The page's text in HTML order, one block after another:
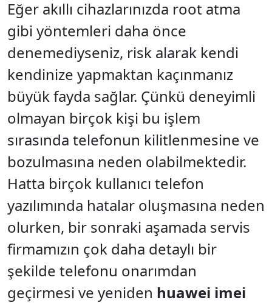
Eğer akıllı cihazlarınızda root atma
gibi yöntemleri daha önce
denemediyseniz, risk alarak kendi
kendinize yapmaktan kaçınmanız
büyük fayda sağlar. Çünkü deneyimli
olmayan birçok kişi bu işlem
sırasında telefonun kilitlenmesine ve
bozulmasına neden olabilmektedir.
Hatta birçok kullanıcı telefon
yazılımında hatalar oluşmasına neden
olurken, bir sonraki aşamada servis
firmamızın çok daha detaylı bir
şekilde telefonu onarımdan
geçirmesi ve yeniden huawei imei